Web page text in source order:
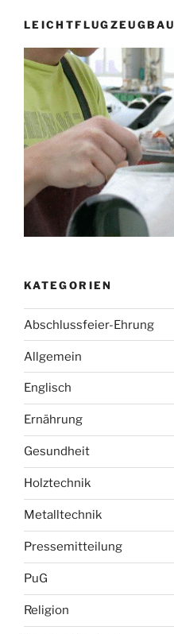
LEICHTFLUGZEUGBAU
KATEGORIEN
Abschlussfeier-Ehrung
Allgemein
Englisch
Ernährung
Gesundheit
Holztechnik
Metalltechnik
Pressemitteilung
PuG
Religion